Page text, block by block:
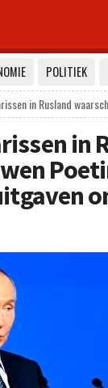
POLITIEK
in Rusland
in